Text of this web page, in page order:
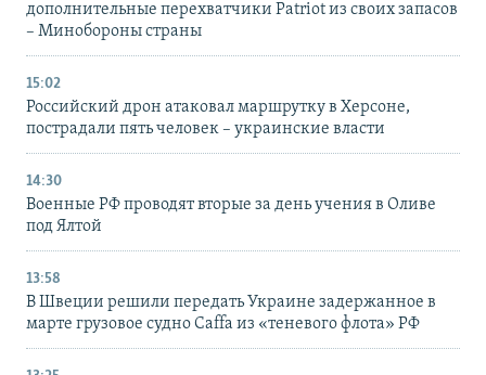
дополнительные перехватчики Patriot из своих запасов
– Минобороны страны
15:02
Российский дрон атаковал маршрутку в Херсоне,
пострадали пять человек – украинские власти
14:30
Военные РФ проводят вторые за день учения в Оливе
под Ялтой
13:58
В Швеции решили передать Украине задержанное в
марте грузовое судно Caffa из «теневого флота» РФ